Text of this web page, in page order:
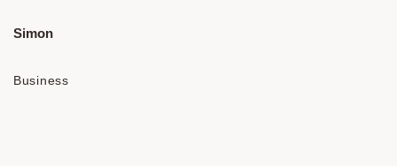
Instagram
Simon
Business